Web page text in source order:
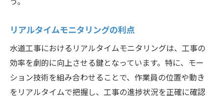
リアルタイムモニタリングの利点
水道工事におけるリアルタイムモニタリングは、工事の
効率を劇的に向上させる鍵となっています。特に、モー
ション技術を組み合わせることで、作業員の位置や動き
をリアルタイムで把握し、工事の進捗状況を正確に確認